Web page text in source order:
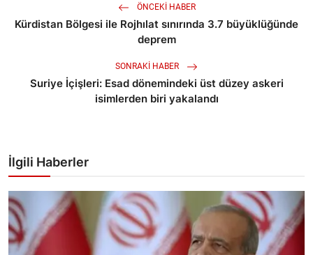
ÖNCEKI HABER
Kürdistan Bölgesi ile Rojhılat sınırında 3.7 büyüklüğünde
deprem
SONRAKI HABER
Suriye İçişleri: Esad dönemindeki üst düzey askeri
isimlerden biri yakalandı
İlgili Haberler